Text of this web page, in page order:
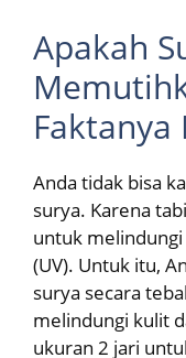
Apakah
Faktanya
Anda tidak bisa
surya. Karena
untuk
(UV). Untuk itu,
surya secara
melindungi kulit
ukuran 2 jari